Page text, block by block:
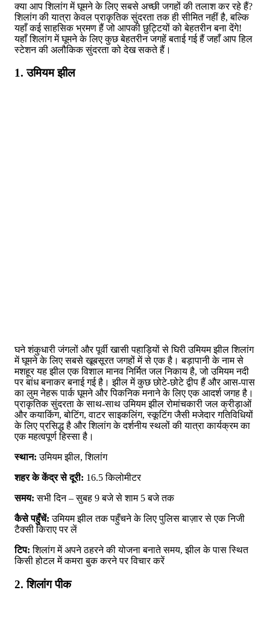
क्या आप शिलांग में घूमने के लिए सबसे अच्छी जगहों की तलाश कर रहे हैं?
शिलांग की यात्रा केवल प्राकृतिक सुंदरता तक ही सीमित नहीं है, बल्कि
यहाँ कई साहसिक भ्रमण हैं जो आपकी छुट्टियों को बेहतरीन बना देंगे!
यहाँ शिलांग में घूमने के लिए कुछ बेहतरीन जगहें बताई गई हैं जहाँ आप हिल
स्टेशन की अलौकिक सुंदरता को देख सकते हैं।
1. उमियम झील
घने शंकुधारी जंगलों और पूर्वी खासी पहाड़ियों से घिरी उमियम झील शिलांग
में घूमने के लिए सबसे खूबसूरत जगहों में से एक है। बड़ापानी के नाम से
मशहूर यह झील एक विशाल मानव निर्मित जल निकाय है, जो उमियम नदी
पर बांध बनाकर बनाई गई है। झील में कुछ छोटे-छोटे द्वीप हैं और आस-पास
का लुम नेहरू पार्क घूमने और पिकनिक मनाने के लिए एक आदर्श जगह है।
प्राकृतिक सुंदरता के साथ-साथ उमियम झील रोमांचकारी जल क्रीड़ाओं
और कयाकिंग, बोटिंग, वाटर साइकलिंग, स्कूटिंग जैसी मजेदार गतिविधियों
के लिए प्रसिद्ध है और शिलांग के दर्शनीय स्थलों की यात्रा कार्यक्रम का
एक महत्वपूर्ण हिस्सा है।
स्थान: उमियम झील, शिलांग
शहर के केंद्र से दूरी: 16.5 किलोमीटर
समय: सभी दिन – सुबह 9 बजे से शाम 5 बजे तक
कैसे पहुँचें: उमियम झील तक पहुँचने के लिए पुलिस बाज़ार से एक निजी
टैक्सी किराए पर लें
टिप: शिलांग में अपने ठहरने की योजना बनाते समय, झील के पास स्थित
किसी होटल में कमरा बुक करने पर विचार करें
2. शिलांग पीक